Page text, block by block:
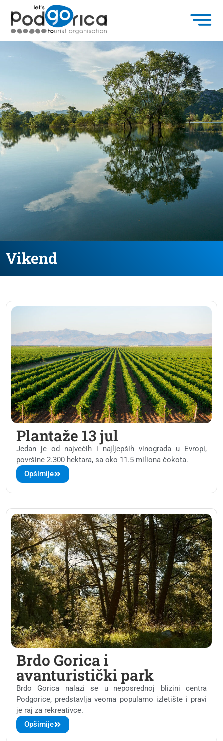
Vikend
Plantaže 13 jul
Jedan je od najvećih i najljepših vinograda u Evropi,
površine 2.300 hektara, sa oko 11.5 miliona čokota.
Opširnije
Brdo Gorica i
avanturistički park
Brdo Gorica nalazi se u neposrednoj blizini centra
Podgorice, predstavlja veoma popularno izletište i pravi
je raj za rekreativce.
Opširnije